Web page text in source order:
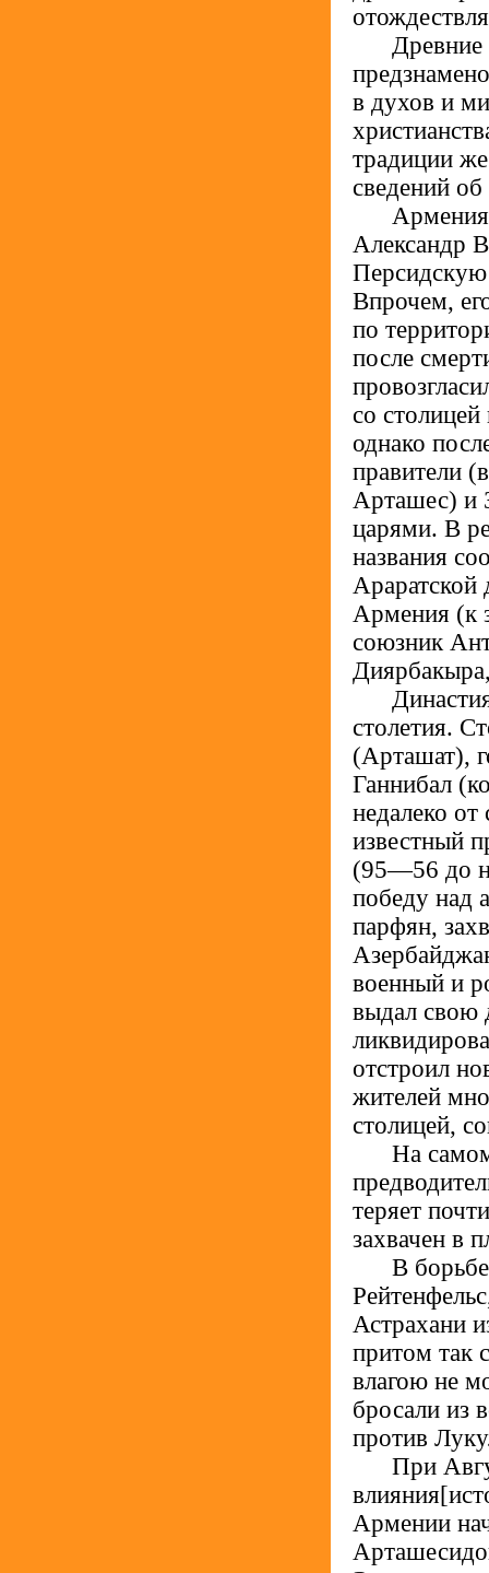
Древние
в духов и
традиции
сведений
Армения
Александр
Впрочем,
по
после
со
однако
правители
Арташес) и
царями. В
названия
Араратской
Армения (к
союзник
столетия.
(Арташат),
Ганнибал
недалеко
известный
(95—56 до
победу над
парфян,
военный и
выдал свою
отстроил
жителей
столицей,
На
теряет
захвачен в
В
Астрахани
притом так
влагою не
бросали из
против
При
Армении